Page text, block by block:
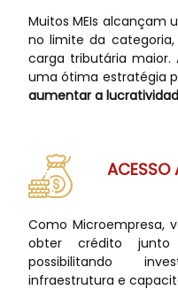
Muitos MEIs alcançam
no limite da
carga tributária maior.
uma ótima estratégia
aumentar a
ACESSO
Como Microempresa,
obter crédito junto
possibilitando
infraestrutura e